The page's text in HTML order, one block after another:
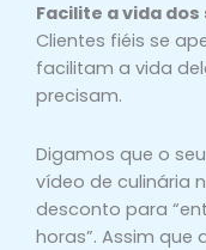
Facilite a vida
Clientes fiéis se
facilitam a vida
precisam.
Digamos que o
vídeo de culinária
desconto para
horas”. Assim que